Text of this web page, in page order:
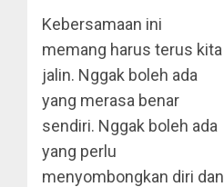
Kebersamaan ini
memang harus terus kita
jalin. Nggak boleh ada
yang merasa benar
sendiri. Nggak boleh ada
yang perlu
menyombongkan diri dan